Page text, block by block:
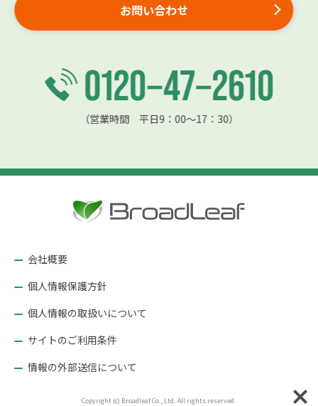
お問い合わせ
（営業時間 平日9：00〜17：30）
会社概要
個人情報保護方針
個人情報の取扱いについて
サイトのご利用条件
情報の外部送信について
Copyright (c) Broadleaf Co., Ltd. All rights reserved.